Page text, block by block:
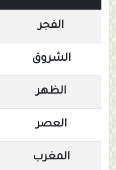
الفجر
الشروق
الظهر
العصر
المغرب